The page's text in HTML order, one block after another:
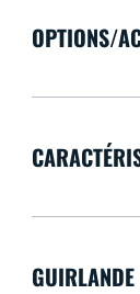
OPTIONS/